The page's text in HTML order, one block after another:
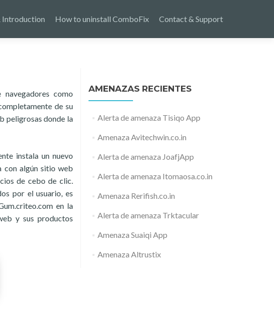
Introduction How to uninstall ComboFix Contact & Support
como
de su
peligrosas donde la
instala un nuevo
con algún sitio web
de cebo de clic.
por el usuario, es
en la
y sus productos
AMENAZAS RECIENTES
Alerta de amenaza Tisiqo App
Amenaza Avitechwin.co.in
Alerta de amenaza JoafjApp
Alerta de amenaza Itomaosa.co.in
Amenaza Rerifish.co.in
Alerta de amenaza Trktacular
Amenaza Suaiqi App
Amenaza Altrustix